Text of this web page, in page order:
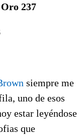
237
siempre me
uno de esos
estar leyéndose
que